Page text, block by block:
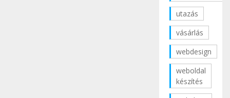
utazás
vásárlás
webdesign
weboldal
készítés